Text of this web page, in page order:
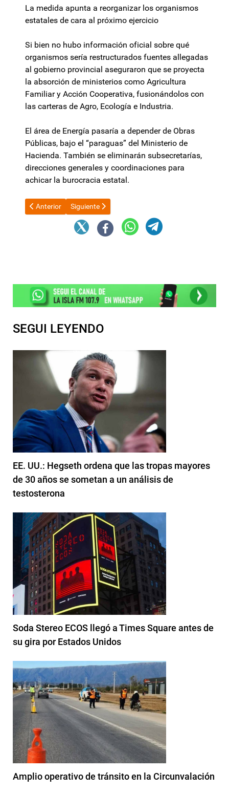
La medida apunta a reorganizar los organismos
estatales de cara al próximo ejercicio
Si bien no hubo información oficial sobre qué
organismos sería restructurados fuentes allegadas
al gobierno provincial aseguraron que se proyecta
la absorción de ministerios como Agricultura
Familiar y Acción Cooperativa, fusionándolos con
las carteras de Agro, Ecología e Industria.
El área de Energía pasaría a depender de Obras
Públicas, bajo el “paraguas” del Ministerio de
Hacienda. También se eliminarán subsecretarías,
direcciones generales y coordinaciones para
achicar la burocracia estatal.
Artículo anterior: Jalil garantizó pago del SAC y habló de la
Anterior Artículo siguiente: La oposición presiona a
Siguiente
SEGUI LEYENDO
EE. UU.: Hegseth ordena que las tropas mayores
de 30 años se sometan a un análisis de
testosterona
Soda Stereo ECOS llegó a Times Square antes de
su gira por Estados Unidos
Amplio operativo de tránsito en la Circunvalación